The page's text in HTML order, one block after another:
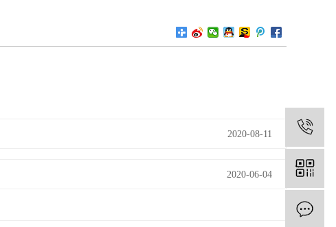
2020-08-11
2020-06-04